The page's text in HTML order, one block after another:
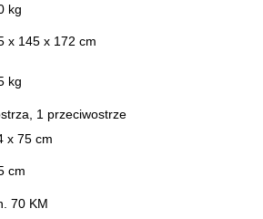
kg
х 145 х 172 cm
kg
1 przeciwostrze
x 75 сm
сm
70 KM